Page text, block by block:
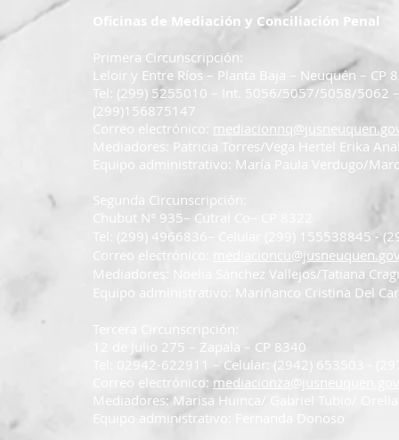
Oficinas de Mediación y Conciliación Penal
Primera Circunscripción:
Leloir y Entre Ríos – Planta Baja – Neuquén – CP
Tel: (299) 5255010 – Int. 5056/5057/5058/5062
(299)156875147
Correo electrónico:
Mediadores: Patricia Torres/Vega Hertel Erika
Equipo administrativo: María Paula Verdugo/
Segunda Circunscripció
Chubut N° 935– Cutral Co– CP 8322
Tel: (299) 4966836– Celular (299) 155538845 -
Correo electrónico:
Mediadores: Noelia Sánchez Vallejos/Tatiana
Equipo administrativo: Mariñanco Cristina Del
Tercera Circunscripción:
12 de Julio 275 – Zapala – CP 8340
Tel: 02942-622911 – Celular: (2942) 653503 -
Correo electrónico:
Mediadores: Marisa Huinca/ Gabriel Tubio/
Equipo administrativo: Fernanda Donoso